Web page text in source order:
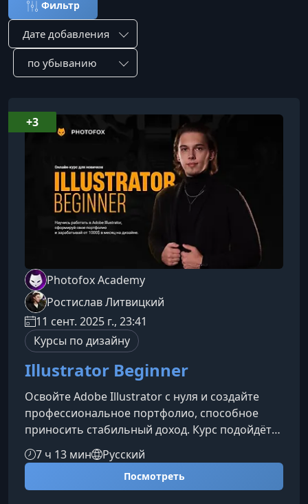
Фильтр
Сортировка по:
Сотировать по:
Photofox Academy
Ростислав Литвицкий
11 сент. 2025 г., 23:41
Курсы по дизайну
Illustrator Beginner
Освойте Adobe Illustrator с нуля и создайте
профессиональное портфолио, способное
приносить стабильный доход. Курс подойдёт
новичкам, которые хотят уверенно работать с
векторной графикой, разбираться в
инструментах Illustrator и зарабатывать на
дизайне от 1000 долларов в месяц.Что вы
7 ч 13 мин Русский
Посмотреть
+3